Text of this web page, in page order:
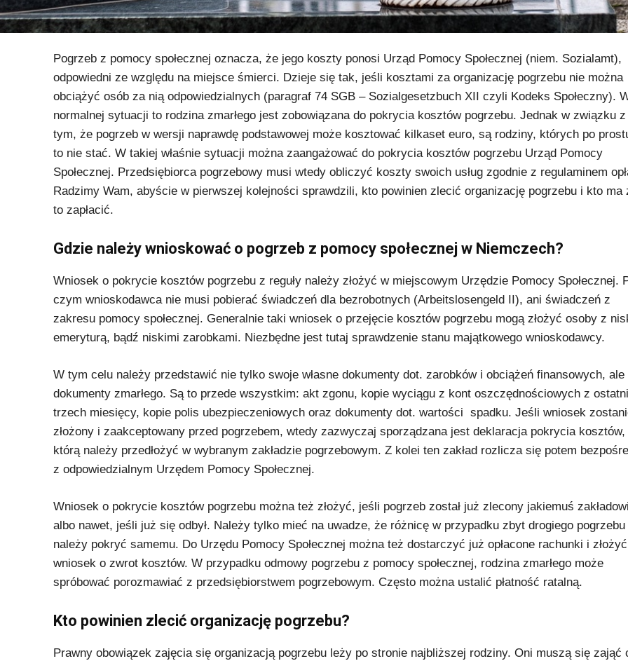
Pogrzeb z pomocy społecznej oznacza, że jego koszty ponosi Urząd Pomocy Społecznej (niem. Sozialamt),
odpowiedni ze względu na miejsce śmierci. Dzieje się tak, jeśli kosztami za organizację pogrzebu nie można
obciążyć osób za nią odpowiedzialnych (paragraf 74 SGB – Sozialgesetzbuch XII czyli Kodeks Społeczny).
normalnej sytuacji to rodzina zmarłego jest zobowiązana do pokrycia kosztów pogrzebu. Jednak w związku z
tym, że pogrzeb w wersji naprawdę podstawowej może kosztować kilkaset euro, są rodziny, których po
to nie stać. W takiej właśnie sytuacji można zaangażować do pokrycia kosztów pogrzebu Urząd Pomocy
Społecznej. Przedsiębiorca pogrzebowy musi wtedy obliczyć koszty swoich usług zgodnie z regulaminem
Radzimy Wam, abyście w pierwszej kolejności sprawdzili, kto powinien zlecić organizację pogrzebu i kto ma
to zapłacić.
Gdzie należy wnioskować o pogrzeb z pomocy społecznej w Niemczech?
Wniosek o pokrycie kosztów pogrzebu z reguły należy złożyć w miejscowym Urzędzie Pomocy Społecznej.
czym wnioskodawca nie musi pobierać świadczeń dla bezrobotnych (Arbeitslosengeld II), ani świadczeń z
zakresu pomocy społecznej. Generalnie taki wniosek o przejęcie kosztów pogrzebu mogą złożyć osoby z
emeryturą, bądź niskimi zarobkami. Niezbędne jest tutaj sprawdzenie stanu majątkowego wnioskodawcy.
W tym celu należy przedstawić nie tylko swoje własne dokumenty dot. zarobków i obciążeń finansowych, ale
dokumenty zmarłego. Są to przede wszystkim: akt zgonu, kopie wyciągu z kont oszczędnościowych z
trzech miesięcy, kopie polis ubezpieczeniowych oraz dokumenty dot. wartości spadku. Jeśli wniosek
złożony i zaakceptowany przed pogrzebem, wtedy zazwyczaj sporządzana jest deklaracja pokrycia kosztów,
którą należy przedłożyć w wybranym zakładzie pogrzebowym. Z kolei ten zakład rozlicza się potem
z odpowiedzialnym Urzędem Pomocy Społecznej.
Wniosek o pokrycie kosztów pogrzebu można też złożyć, jeśli pogrzeb został już zlecony jakiemuś zakładowi
albo nawet, jeśli już się odbył. Należy tylko mieć na uwadze, że różnicę w przypadku zbyt drogiego pogrzebu
należy pokryć samemu. Do Urzędu Pomocy Społecznej można też dostarczyć już opłacone rachunki i złożyć
wniosek o zwrot kosztów. W przypadku odmowy pogrzebu z pomocy społecznej, rodzina zmarłego może
spróbować porozmawiać z przedsiębiorstwem pogrzebowym. Często można ustalić płatność ratalną.
Kto powinien zlecić organizację pogrzebu?
Prawny obowiązek zajęcia się organizacją pogrzebu leży po stronie najbliższej rodziny. Oni muszą się zająć